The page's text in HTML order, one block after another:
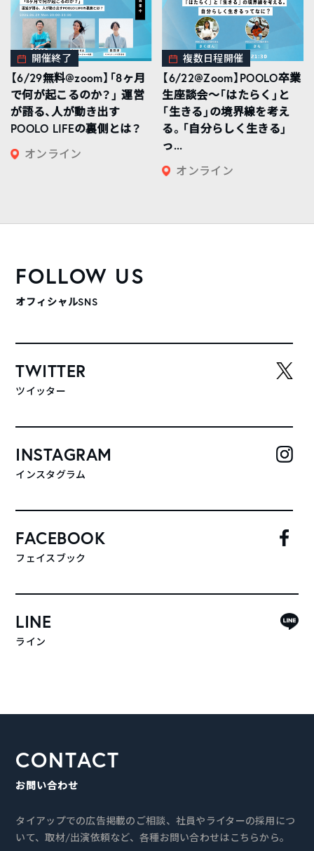
開催終了
【6/29無料@zoom】「8ヶ月
で何が起こるのか？」 運営
が語る、人が動き出す
POOLO LIFEの裏側とは？
オンライン
複数日程開催
【6/22@Zoom】POOLO卒業
生座談会〜「はたらく」と
「生きる」の境界線を考え
る。「自分らしく生きる」
っ...
オンライン
FOLLOW US
オフィシャルSNS
TWITTER
ツイッター
INSTAGRAM
インスタグラム
FACEBOOK
フェイスブック
LINE
ライン
CONTACT
お問い合わせ
タイアップでの広告掲載のご相談、社員やライターの採用につ
いて、取材/出演依頼など、各種お問い合わせはこちらから。